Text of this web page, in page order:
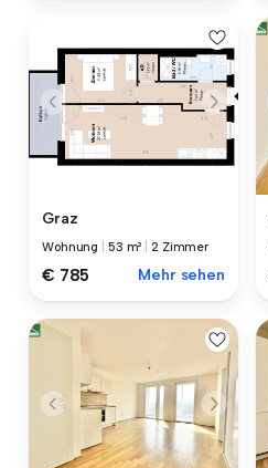
Graz
Wohnung 53 m² |2 Zimmer
€ 785 Mehr sehen